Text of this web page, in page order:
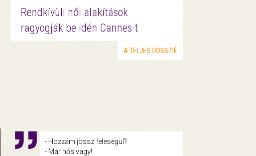
Rendkívüli női alakítások
ragyogják be idén Cannes-t
A TELJES DOSSZIÉ
- Hozzám jössz feleségül?
- Már nős vagy!